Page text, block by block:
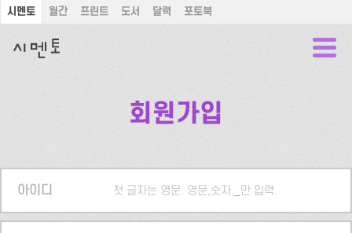
시멘토 월간 프린트 도서 달력 포토북
회원가입
아이디 첫 글자는 영문. 영문,숫자,_만 입력.